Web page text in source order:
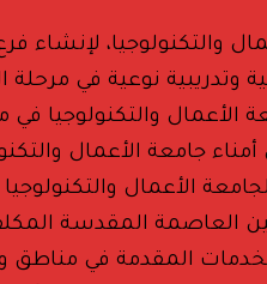
والتكنولوجيا،
نوعية في مرحلة
الأعمال والتكنولوجيا
جامعة الأعمال
الأعمال
العاصمة المقدسة
بالخدمات المقدمة في